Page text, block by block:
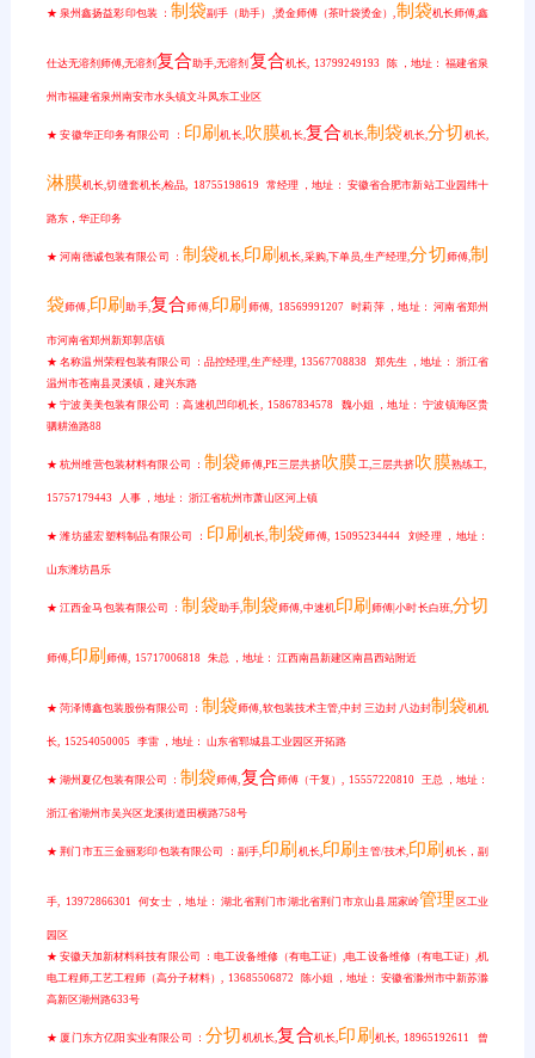
★ 泉州鑫扬益彩印包装 ： 制袋副手（助手）,烫金师傅（茶叶袋烫金）,制袋机长师傅,鑫
仕达无溶剂师傅,无溶剂 复合助手,无溶剂 复合机长, 13799249193 陈 ，地址： 福建省泉
州市福建省泉州南安市水头镇文斗凤东工业区
★ 安徽华正印务有限公司 ： 印刷机长,吹膜机长,复合 机长,制袋 机长,分切 机长,
淋膜机长,切缝套机长,检品, 18755198619 常经理 ，地址： 安徽省合肥市新站工业园纬十
路东，华正印务
★ 河南德诚包装有限公司 ：制袋机长,印刷机长,采购,下单员,生产经理,分切 师傅,制
袋 师傅,印刷助手,复合 师傅,印刷 师傅, 18569991207 时莉萍 ，地址： 河南省郑州
市河南省郑州新郑郭店镇
★ 名称温州荣程包装有限公司 ：品控经理,生产经理, 13567708838 郑先生 ，地址： 浙江省
温州市苍南县灵溪镇，建兴东路
★ 宁波美美包装有限公司 ：高速机凹印机长, 15867834578 魏小姐 ，地址： 宁波镇海区贵
驷耕渔路88
★ 杭州维营包装材料有限公司 ：制袋 师傅,PE三层共挤吹膜工,三层共挤吹膜熟练工,
15757179443 人事 ，地址： 浙江省杭州市萧山区河上镇
★ 潍坊盛宏塑料制品有限公司 ： 印刷 机长,制袋 师傅, 15095234444 刘经理 ，地址：
山东潍坊昌乐
★ 江西金马包装有限公司 ：制袋助手,制袋 师傅,中速机印刷 师傅|小时长白班,分切
师傅,印刷 师傅, 15717006818 朱总 ，地址： 江西南昌新建区南昌西站附近
★ 菏泽博鑫包装股份有限公司 ：制袋 师傅,软包装技术主管,中封 三边封 八边封制袋机机
长, 15254050005 李雷 ，地址： 山东省郓城县工业园区开拓路
★ 湖州夏亿包装有限公司 ：制袋 师傅,复合 师傅（干复）, 15557220810 王总 ，地址：
浙江省湖州市吴兴区龙溪街道田横路758号
★ 荆门市五三金丽彩印包装有限公司 ：副手,印刷 机长,印刷主管/技术,印刷 机长，副
手, 13972866301 何女士 ，地址： 湖北省荆门市湖北省荆门市京山县屈家岭管理 区工业
园区
★ 安徽天加新材料科技有限公司 ：电工设备维修（有电工证）,电工设备维修（有电工证）,机
电工程师,工艺工程师（高分子材料）, 13685506872 陈小姐 ，地址： 安徽省滁州市中新苏滁
高新区湖州路633号
★ 厦门东方亿阳实业有限公司 ：分切 机机长,复合机长,印刷 机长, 18965192611 曾